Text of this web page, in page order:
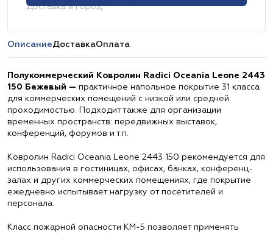
Доставка в город:
ОписаниеДоставкаОплата
Полукоммерческий Ковролин Radici Oceania Leone 2443
150 Бежевый — практичное напольное покрытие 31 класса
для коммерческих помещений с низкой или средней
проходимостью. Подходит также для организации
временных пространств: передвижных выставок,
конференций, форумов и т.п.
Ковролин Radici Oceania Leone 2443 150 рекомендуется для
использования в гостиницах, офисах, банках, конференц-
залах и других коммерческих помещениях, где покрытие
ежедневно испытывает нагрузку от посетителей и
персонала.
Класс пожарной опасности КМ-5 позволяет применять